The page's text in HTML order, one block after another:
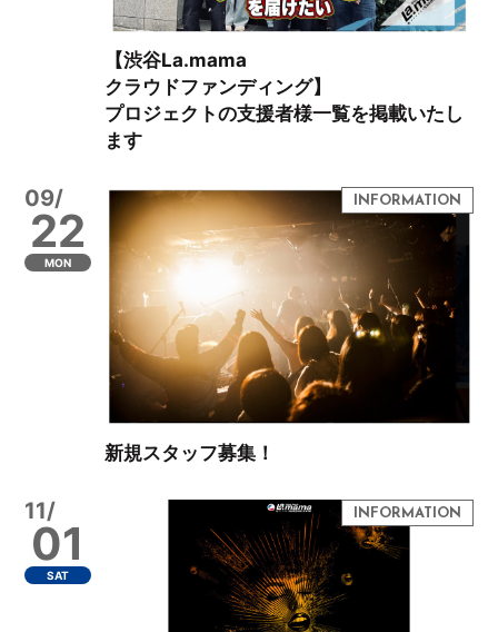
【渋谷La.mama
クラウドファンディング】
プロジェクトの支援者様一覧を掲載いたし
ます
09/
22
MON
新規スタッフ募集！
11/
01
SAT